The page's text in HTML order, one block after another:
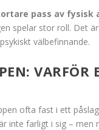
pass av fysisk
spelar stor roll. Det
välbefinnande.
ofta fast i ett
inte farligt i sig –